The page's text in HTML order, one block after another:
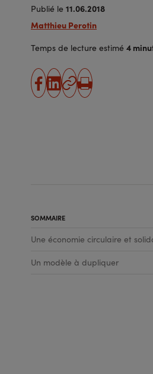
Publié le 11.06.2018
Matthieu Perotin
Temps de lecture estimé 4
partager
partager
Copier
Imprimer
SOMMAIRE
Une économie circulaire et
Un modèle à dupliquer